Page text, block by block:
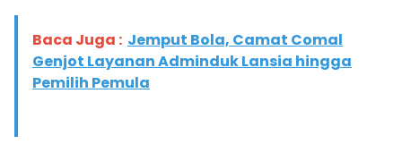
Baca Juga : Jemput Bola, Camat Comal
Genjot Layanan Adminduk Lansia hingga
Pemilih Pemula